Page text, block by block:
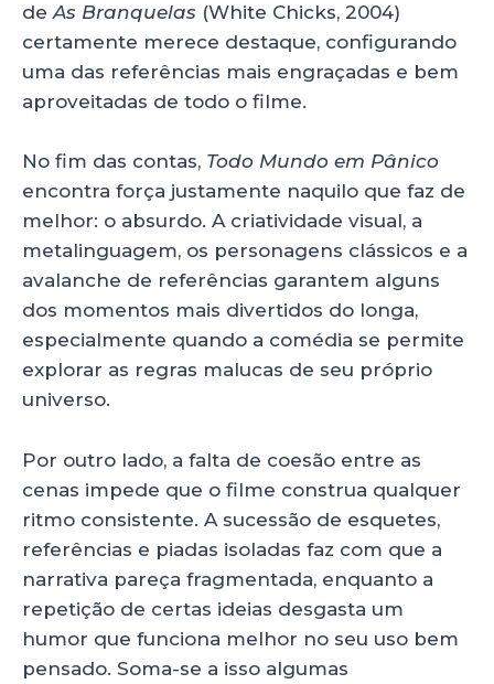
deAs Branquelas (White Chicks, 2004)
certamente merece destaque, configurando
uma das referências mais engraçadas e bem
aproveitadas de todo o filme.
No fim das contas, Todo Mundo em Pânico
encontra força justamente naquilo que faz de
melhor: o absurdo. A criatividade visual, a
metalinguagem, os personagens clássicos e a
avalanche de referências garantem alguns
dos momentos mais divertidos do longa,
especialmente quando a comédia se permite
explorar as regras malucas de seu próprio
universo.
Por outro lado, a falta de coesão entre as
cenas impede que o filme construa qualquer
ritmo consistente. A sucessão de esquetes,
referências e piadas isoladas faz com que a
narrativa pareça fragmentada, enquanto a
repetição de certas ideias desgasta um
humor que funciona melhor no seu uso bem
pensado. Soma-se a isso algumas